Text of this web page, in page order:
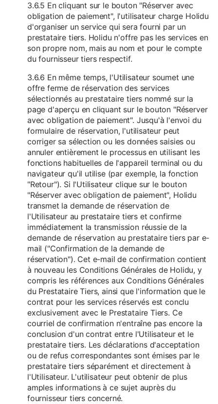
3.6.5 En cliquant sur le bouton "Réserver avec
obligation de paiement", l'utilisateur charge Holidu
d'organiser un service qui sera fourni par un
prestataire tiers. Holidu n'offre pas les services en
son propre nom, mais au nom et pour le compte
du fournisseur tiers respectif.
3.6.6 En même temps, l'Utilisateur soumet une
offre ferme de réservation des services
sélectionnés au prestataire tiers nommé sur la
page d'aperçu en cliquant sur le bouton "Réserver
avec obligation de paiement". Jusqu'à l'envoi du
formulaire de réservation, l'utilisateur peut
corriger sa sélection ou les données saisies ou
annuler entièrement le processus en utilisant les
fonctions habituelles de l'appareil terminal ou du
navigateur qu'il utilise (par exemple, la fonction
"Retour"). Si l'Utilisateur clique sur le bouton
"Réserver avec obligation de paiement", Holidu
transmet la demande de réservation de
l'Utilisateur au prestataire tiers et confirme
immédiatement la transmission réussie de la
demande de réservation au prestataire tiers par e-
mail ("Confirmation de la demande de
réservation"). Cet e-mail de confirmation contient
à nouveau les Conditions Générales de Holidu, y
compris les références aux Conditions Générales
du Prestataire Tiers, ainsi que l'information que le
contrat pour les services réservés est conclu
exclusivement avec le Prestataire Tiers. Ce
courriel de confirmation n'entraîne pas encore la
conclusion d'un contrat entre l'Utilisateur et le
prestataire tiers. Les déclarations d'acceptation
ou de refus correspondantes sont émises par le
prestataire tiers séparément et directement à
l'Utilisateur. L'utilisateur peut obtenir de plus
amples informations à ce sujet auprès du
fournisseur tiers concerné.